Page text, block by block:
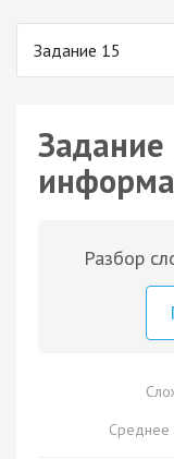
Задание 15
Задание
Разбор
Среднее